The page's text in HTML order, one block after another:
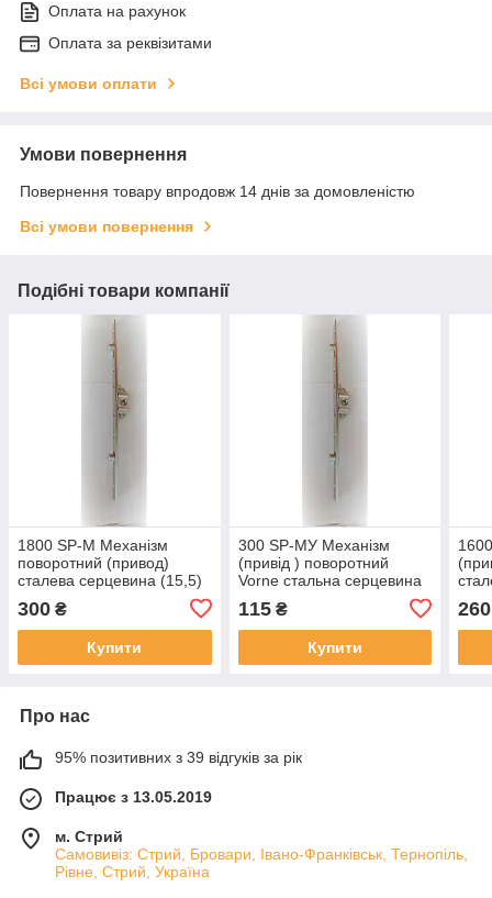
Оплата на рахунок
Оплата за реквізитами
Всі умови оплати
Умови повернення
Повернення товару впродовж 14 днів за домовленістю
Всі умови повернення
Подібні товари компанії
1800 SP-М Механізм
поворотний (привод)
сталева серцевина (15,5)
1800-2000 для ПВХ вікон
300 ₴
Купити
300 SP-МУ Механізм
(привід ) поворотний
Vorne стальна серцевина
вікон
115₴
Купити
260
Про нас
95% позитивних з 39 відгуків за рік
Працює з 13.05.2019
м. Стрий
Самовивіз: Стрий, Бровари, Івано-Франківськ, Тернопіль,
Рівне, Стрий, Україна